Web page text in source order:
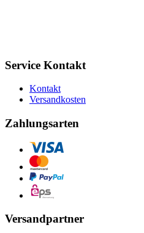
Service Kontakt
Kontakt
Versandkosten
Zahlungsarten
Versandpartner